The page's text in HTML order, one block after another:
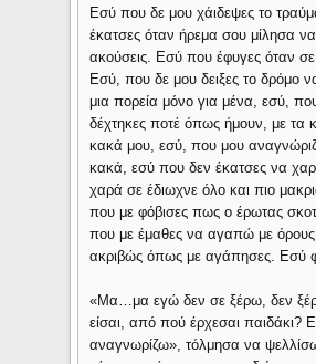
Εσύ που δε μου χάιδεψες το
έκατσες όταν ήρεμα σου μίλησα
ακούσεις. Εσύ που έφυγες όταν σε
Εσύ, που δε μου δειξες το δρόμο
μια πορεία μόνο για μένα, εσύ,
δέχτηκες ποτέ όπως ήμουν, με τα
κακά μου, εσύ, που μου
κακά, εσύ που δεν έκατσες να
χαρά σε έδιωχνε όλο και πιο
που με φόβισες πως ο έρωτας
που με έμαθες να αγαπώ με όρους,
ακριβώς όπως με αγάπησες. Εσύ
«Μα…μα εγώ δεν σε ξέρω, δεν
είσαι, από πού έρχεσαι παιδάκι?
αναγνωρίζω», τόλμησα να